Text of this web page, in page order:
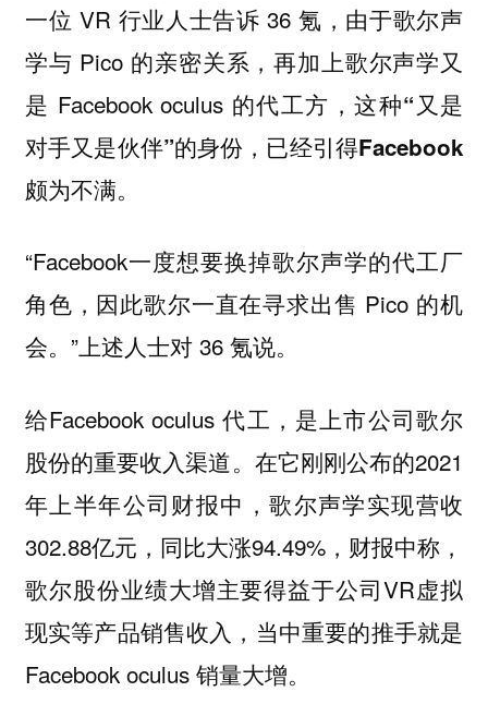
一位 VR 行业人士告诉 36 氪，由于歌尔声
学与 Pico 的亲密关系，再加上歌尔声学又
是 Facebook oculus 的代工方，这种“又是
对手又是伙伴”的身份，已经引得Facebook
颇为不满。
“Facebook一度想要换掉歌尔声学的代工厂
角色，因此歌尔一直在寻求出售 Pico 的机
会。”上述人士对 36 氪说。
给Facebook oculus 代工，是上市公司歌尔
股份的重要收入渠道。在它刚刚公布的2021
年上半年公司财报中，歌尔声学实现营收
302.88亿元，同比大涨94.49%，财报中称，
歌尔股份业绩大增主要得益于公司VR虚拟
现实等产品销售收入，当中重要的推手就是
Facebook oculus 销量大增。